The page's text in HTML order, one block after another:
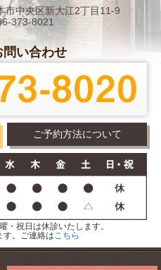
市中央区新大江2丁目11-9
373-8021
問い合わせ
ご予約方法について
祝日は休診いたします。
。ご連絡は こちら